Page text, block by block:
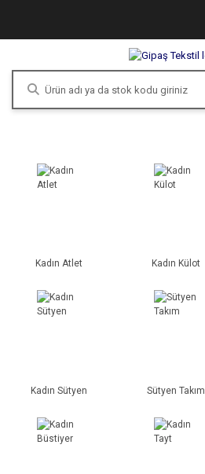
Kadın Atlet Kadın Külot
Kadın Sütyen Sütyen Takım